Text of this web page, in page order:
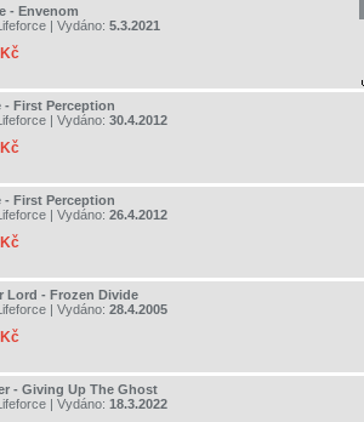
- Envenom
| Vydáno: 5.3.2021
- First Perception
| Vydáno: 30.4.2012
- First Perception
| Vydáno: 26.4.2012
Lord - Frozen Divide
| Vydáno: 28.4.2005
- Giving Up The Ghost
| Vydáno: 18.3.2022